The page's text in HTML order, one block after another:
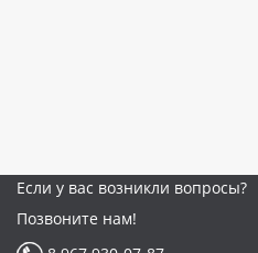
Если у вас возникли вопросы?
Позвоните нам!